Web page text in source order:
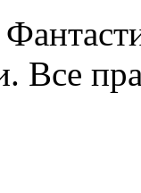
Все